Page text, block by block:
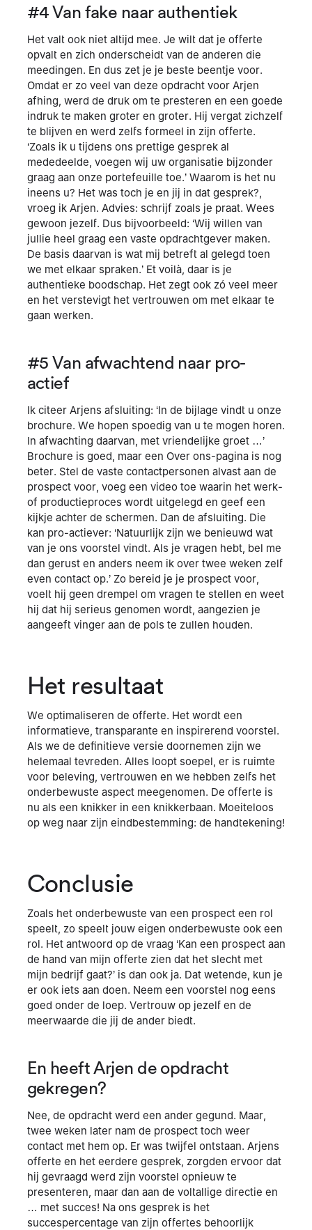
#4 Van fake naar authentiek
Het valt ook niet altijd mee. Je wilt dat je offerte
opvalt en zich onderscheidt van de anderen die
meedingen. En dus zet je je beste beentje voor.
Omdat er zo veel van deze opdracht voor Arjen
afhing, werd de druk om te presteren en een goede
indruk te maken groter en groter. Hij vergat zichzelf
te blijven en werd zelfs formeel in zijn offerte.
‘Zoals ik u tijdens ons prettige gesprek al
mededeelde, voegen wij uw organisatie bijzonder
graag aan onze portefeuille toe.’ Waarom is het nu
ineens u? Het was toch je en jij in dat gesprek?,
vroeg ik Arjen. Advies: schrijf zoals je praat. Wees
gewoon jezelf. Dus bijvoorbeeld: ‘Wij willen van
jullie heel graag een vaste opdrachtgever maken.
De basis daarvan is wat mij betreft al gelegd toen
we met elkaar spraken.’ Et voilà, daar is je
authentieke boodschap. Het zegt ook zó veel meer
en het verstevigt het vertrouwen om met elkaar te
gaan werken.
#5 Van afwachtend naar pro-
actief
Ik citeer Arjens afsluiting: ‘In de bijlage vindt u onze
brochure. We hopen spoedig van u te mogen horen.
In afwachting daarvan, met vriendelijke groet …’
Brochure is goed, maar een Over ons-pagina is nog
beter. Stel de vaste contactpersonen alvast aan de
prospect voor, voeg een video toe waarin het werk-
of productieproces wordt uitgelegd en geef een
kijkje achter de schermen. Dan de afsluiting. Die
kan pro-actiever: ‘Natuurlijk zijn we benieuwd wat
van je ons voorstel vindt. Als je vragen hebt, bel me
dan gerust en anders neem ik over twee weken zelf
even contact op.’ Zo bereid je je prospect voor,
voelt hij geen drempel om vragen te stellen en weet
hij dat hij serieus genomen wordt, aangezien je
aangeeft vinger aan de pols te zullen houden.
Het resultaat
We optimaliseren de offerte. Het wordt een
informatieve, transparante en inspirerend voorstel.
Als we de definitieve versie doornemen zijn we
helemaal tevreden. Alles loopt soepel, er is ruimte
voor beleving, vertrouwen en we hebben zelfs het
onderbewuste aspect meegenomen. De offerte is
nu als een knikker in een knikkerbaan. Moeiteloos
op weg naar zijn eindbestemming: de handtekening!
Conclusie
Zoals het onderbewuste van een prospect een rol
speelt, zo speelt jouw eigen onderbewuste ook een
rol. Het antwoord op de vraag ‘Kan een prospect aan
de hand van mijn offerte zien dat het slecht met
mijn bedrijf gaat?’ is dan ook ja. Dat wetende, kun je
er ook iets aan doen. Neem een voorstel nog eens
goed onder de loep. Vertrouw op jezelf en de
meerwaarde die jij de ander biedt.
En heeft Arjen de opdracht
gekregen?
Nee, de opdracht werd een ander gegund. Maar,
twee weken later nam de prospect toch weer
contact met hem op. Er was twijfel ontstaan. Arjens
offerte en het eerdere gesprek, zorgden ervoor dat
hij gevraagd werd zijn voorstel opnieuw te
presenteren, maar dan aan de voltallige directie en
… met succes! Na ons gesprek is het
succespercentage van zijn offertes behoorlijk